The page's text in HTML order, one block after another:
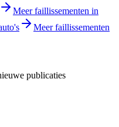
Meer faillissementen in
Meer faillissementen
publicaties